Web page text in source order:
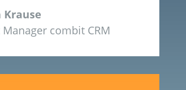
Krause
combit CRM